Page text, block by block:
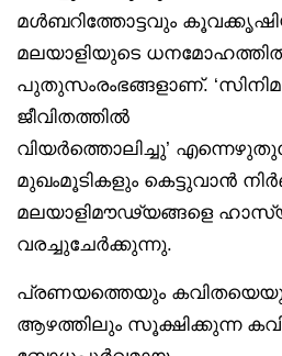
മൾബറിത്തോട്ടവും
മലയാളിയുടെ
പുതുസംരംഭങ്ങളാണ്.
ജീവിതത്തിൽ
വിയർത്തൊലിച്ചു’
മുഖംമൂടികളും കെട്ടുവാൻ
മലയാളിമൗഢ്യങ്ങളെ
വരച്ചുചേർക്കുന്നു.
പ്രണയത്തെയും
ആഴത്തിലും സൂക്ഷിക്കുന്ന